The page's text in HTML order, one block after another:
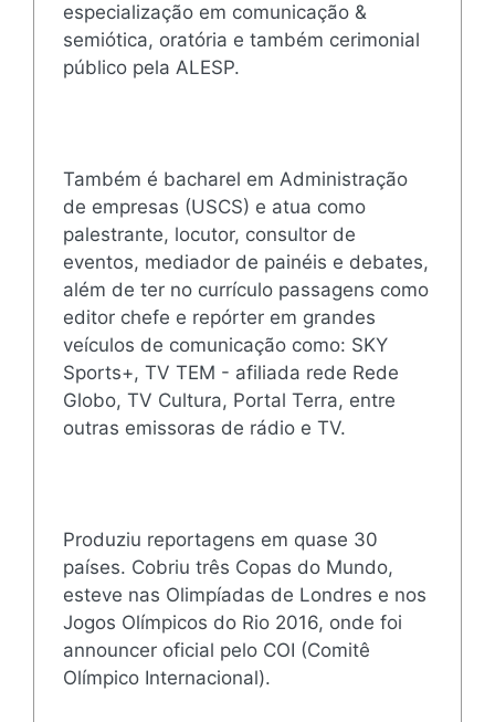
especialização em comunicação &
semiótica, oratória e também cerimonial
público pela ALESP.
Também é bacharel em Administração
de empresas (USCS) e atua como
palestrante, locutor, consultor de
eventos, mediador de painéis e debates,
além de ter no currículo passagens como
editor chefe e repórter em grandes
veículos de comunicação como: SKY
Sports+, TV TEM - afiliada rede Rede
Globo, TV Cultura, Portal Terra, entre
outras emissoras de rádio e TV.
Produziu reportagens em quase 30
países. Cobriu três Copas do Mundo,
esteve nas Olimpíadas de Londres e nos
Jogos Olímpicos do Rio 2016, onde foi
announcer oficial pelo COI (Comitê
Olímpico Internacional).